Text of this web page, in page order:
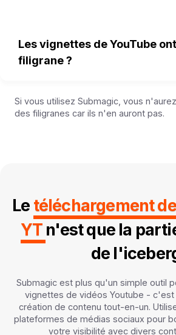
Les vignettes de YouTube
filigrane ?
Si vous utilisez Submagic, vous
des filigranes car ils n'en auront pas.
Le téléchargement
YT n'est que la
de
Submagic est plus qu'un simple outil
vignettes de vidéos Youtube -
création de contenu tout-en-un.
plateformes de médias sociaux pour
votre visibilité avec divers